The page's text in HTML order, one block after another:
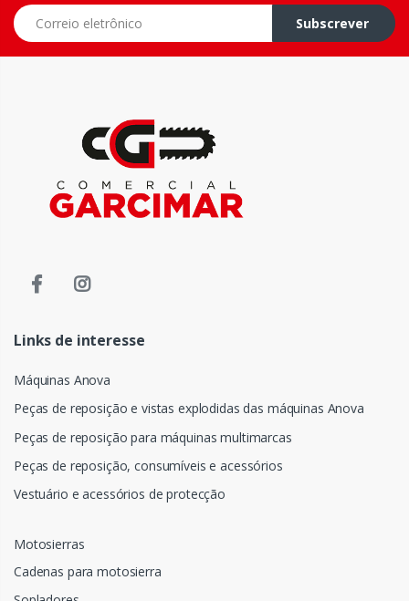
Correio eletrônico
Subscrever
Links de interesse
Máquinas Anova
Peças de reposição e vistas explodidas das máquinas Anova
Peças de reposição para máquinas multimarcas
Peças de reposição, consumíveis e acessórios
Vestuário e acessórios de protecção
Motosierras
Cadenas para motosierra